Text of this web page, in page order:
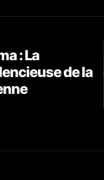
: La
de la